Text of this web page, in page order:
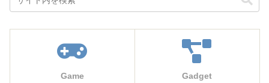
Game Gadget